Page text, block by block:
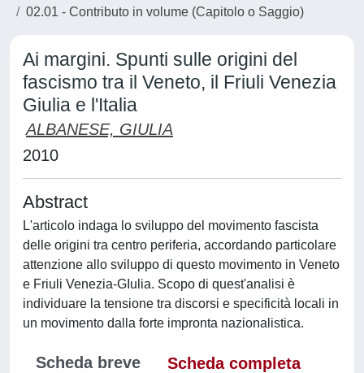
02.01 - Contributo in volume (Capitolo o Saggio)
Ai margini. Spunti sulle origini del
fascismo tra il Veneto, il Friuli Venezia
Giulia e l'Italia
ALBANESE, GIULIA
2010
Abstract
L'articolo indaga lo sviluppo del movimento fascista
delle origini tra centro periferia, accordando particolare
attenzione allo sviluppo di questo movimento in Veneto
e Friuli Venezia-GIulia. Scopo di quest'analisi è
individuare la tensione tra discorsi e specificità locali in
un movimento dalla forte impronta nazionalistica.
Scheda breve
Scheda completa